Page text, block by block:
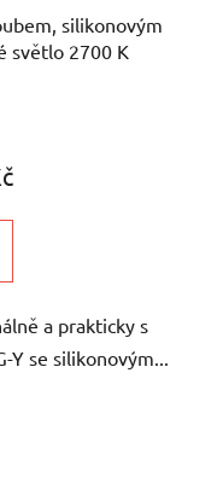
silikonovým
světlo 2700 K
a prakticky s
Y se silikonovým...